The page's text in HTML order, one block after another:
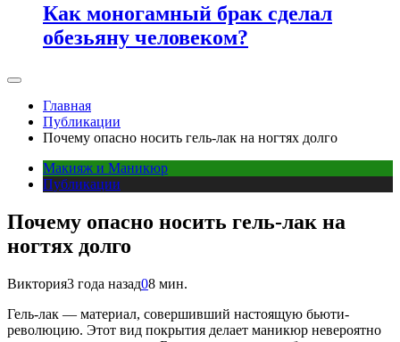
Как моногамный брак сделал
обезьяну человеком?
Главная
Публикации
Почему опасно носить гель-лак на ногтях долго
Макияж и Маникюр
Публикации
Почему опасно носить гель-лак на
ногтях долго
Виктория3 года назад08 мин.
Гель-лак — материал, совершивший настоящую бьюти-
революцию. Этот вид покрытия делает маникюр невероятно